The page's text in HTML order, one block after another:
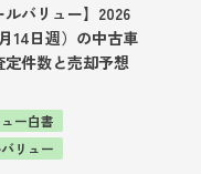
ルバリュー】2026
14日週）の中古車
定件数と売却予想
ー白書
リュー